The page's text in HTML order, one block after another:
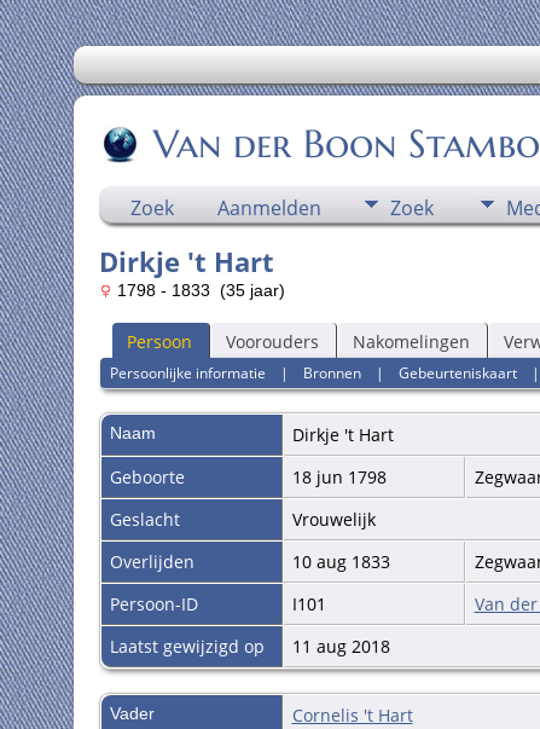
Van der Boon
Zoek Aanmelden Zoek
Dirkje 't Hart
1798 - 1833 (35 jaar)
Persoon Voorouders Nakomelingen
Persoonlijke informatie | Bronnen| Gebeurteniskaart
Naam Dirkje 't Hart
Geboorte
18 jun 1798
Geslacht
Vrouwelijk
Overlijden
10 aug 1833
Persoon-ID
I101 Van
Laatst gewijzigd op
11 aug 2018
Vader
Cornelis 't Hart